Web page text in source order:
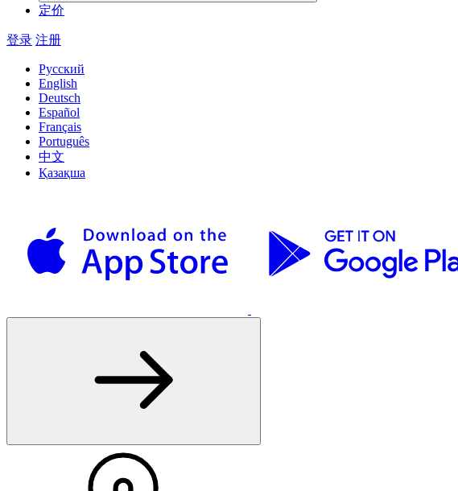
定价
登录 注册
Русский
English
Deutsch
Español
Français
Português
中文
Қазақша